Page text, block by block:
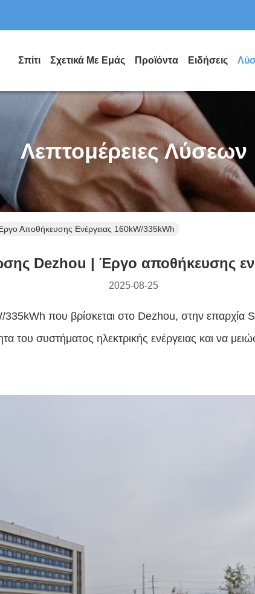
Σπίτι Σχετικά Με Εμάς Προϊόντα Ειδήσεις
Λεπτομέρειες Λύσεων
Αποθήκευσης Ενέργειας 160kW/335kWh
Dezhou | Έργο αποθήκευσης
2025-08-25
που βρίσκεται στο Dezhou, στην
του συστήματος ηλεκτρικής ενέργειας και να